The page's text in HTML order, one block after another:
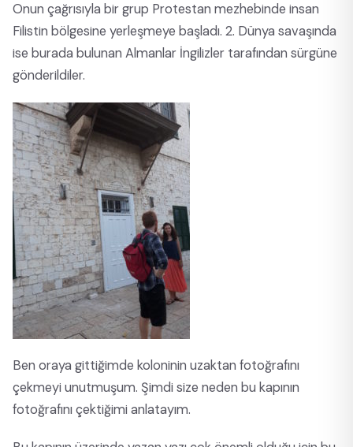
Onun çağrısıyla bir grup Protestan mezhebinde insan
Filistin bölgesine yerleşmeye başladı. 2. Dünya savaşında
ise burada bulunan Almanlar İngilizler tarafından sürgüne
gönderildiler.
Ben oraya gittiğimde koloninin uzaktan fotoğrafını
çekmeyi unutmuşum. Şimdi size neden bu kapının
fotoğrafını çektiğimi anlatayım.